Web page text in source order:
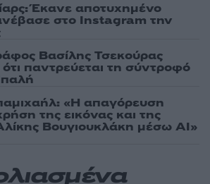
Έκανε αποτυχημένο
στο Instagram την
Βασίλης Τσεκούρας
παντρεύεται τη σύντροφό
«Η απαγόρευση
της εικόνας και της
Βουγιουκλάκη μέσω AI»